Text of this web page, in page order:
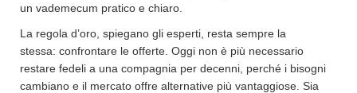
un vademecum pratico e chiaro.
La regola d’oro, spiegano gli esperti, resta sempre la
stessa: confrontare le offerte. Oggi non è più necessario
restare fedeli a una compagnia per decenni, perché i bisogni
cambiano e il mercato offre alternative più vantaggiose. Sia